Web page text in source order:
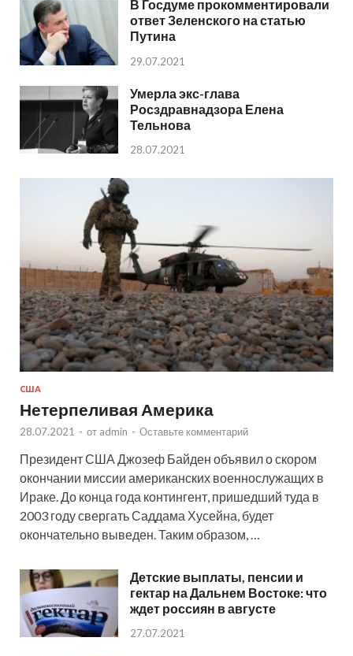
В Госдуме прокомментировали
ответ Зеленского на статью
Путина
29.07.2021
Умерла экс-глава
Росздравнадзора Елена
Тельнова
28.07.2021
США
Нетерпеливая Америка
28.07.2021 - от admin - Оставьте комментарий
Президент США Джозеф Байден объявил о скором
окончании миссии американских военнослужащих в
Ираке. До конца года контингент, пришедший туда в
2003 году свергать Саддама Хусейна, будет
окончательно выведен. Таким образом, …
Детские выплаты, пенсии и
гектар на Дальнем Востоке: что
ждет россиян в августе
27.07.2021